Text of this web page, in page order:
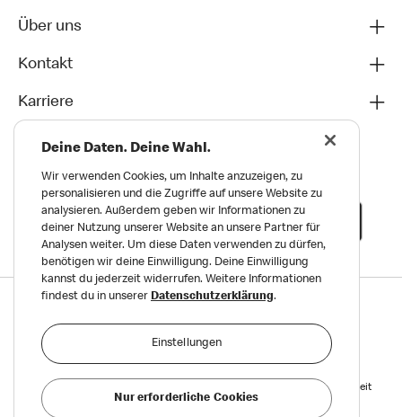
Über uns
Kontakt
Karriere
Datenschutz
Reports on Human and Environmental Rights Erklärung zur Barrierefreiheit
Deine Daten. Deine Wahl.
Wir verwenden Cookies, um Inhalte anzuzeigen, zu
personalisieren und die Zugriffe auf unsere Website zu
analysieren. Außerdem geben wir Informationen zu
deiner Nutzung unserer Website an unsere Partner für
Analysen weiter. Um diese Daten verwenden zu dürfen,
benötigen wir deine Einwilligung. Deine Einwilligung
kannst du jederzeit widerrufen. Weitere Informationen
findest du in unserer Datenschutzerklärung.
Einstellungen
Nur erforderliche Cookies